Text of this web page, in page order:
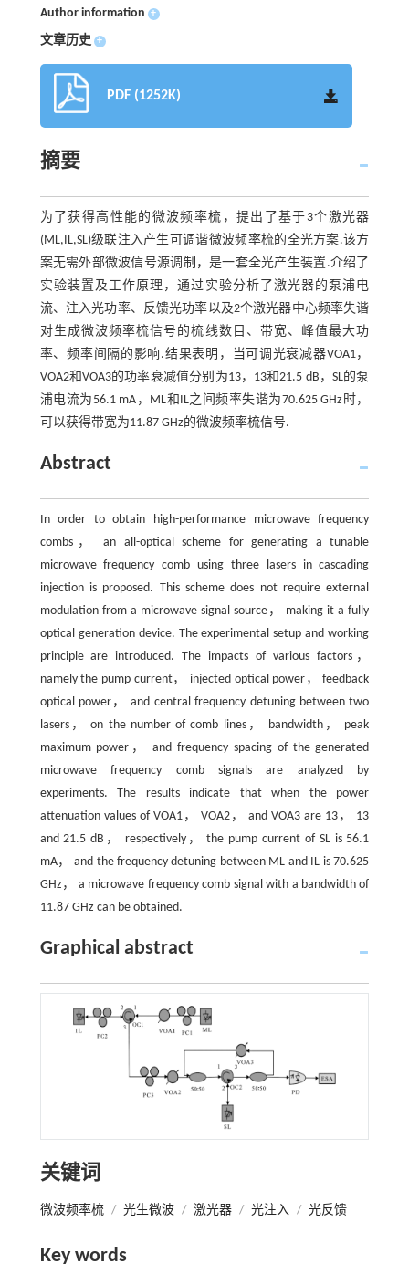
Author information +
文章历史 +
PDF (1252K)
摘要
为了获得高性能的微波频率梳，提出了基于3个激光器
(ML,IL,SL)级联注入产生可调谐微波频率梳的全光方案.该方
案无需外部微波信号源调制，是一套全光产生装置.介绍了
实验装置及工作原理，通过实验分析了激光器的泵浦电
流、注入光功率、反馈光功率以及2个激光器中心频率失谐
对生成微波频率梳信号的梳线数目、带宽、峰值最大功
率、频率间隔的影响.结果表明，当可调光衰减器VOA1，
VOA2和VOA3的功率衰减值分别为13，13和21.5 dB，SL的泵
浦电流为56.1 mA，ML和IL之间频率失谐为70.625 GHz时，
可以获得带宽为11.87 GHz的微波频率梳信号.
Abstract
In order to obtain high-performance microwave frequency
combs， an all-optical scheme for generating a tunable
microwave frequency comb using three lasers in cascading
injection is proposed. This scheme does not require external
modulation from a microwave signal source， making it a fully
optical generation device. The experimental setup and working
principle are introduced. The impacts of various factors，
namely the pump current， injected optical power， feedback
optical power， and central frequency detuning between two
lasers， on the number of comb lines， bandwidth， peak
maximum power， and frequency spacing of the generated
microwave frequency comb signals are analyzed by
experiments. The results indicate that when the power
attenuation values of VOA1， VOA2， and VOA3 are 13， 13
and 21.5 dB， respectively， the pump current of SL is 56.1
mA， and the frequency detuning between ML and IL is 70.625
GHz， a microwave frequency comb signal with a bandwidth of
11.87 GHz can be obtained.
Graphical abstract
关键词
微波频率梳 / 光生微波 / 激光器 / 光注入 / 光反馈
Key words